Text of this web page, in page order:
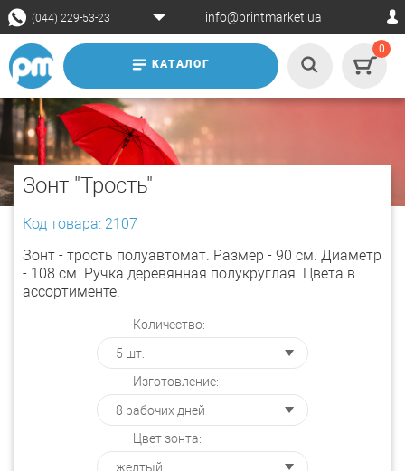
(044) 229-53-23 info@printmarket.ua
КАТАЛОГ
0
Зонт "Трость"
Код товара: 2107
Зонт - трость полуавтомат. Размер - 90 см. Диаметр
- 108 см. Ручка деревянная полукруглая. Цвета в
ассортименте.
Количество:
Изготовление:
Цвет зонта: